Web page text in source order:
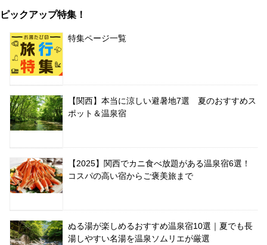
ピックアップ特集！
特集ページ一覧
【関西】本当に涼しい避暑地7選 夏のおすすめス
ポット＆温泉宿
【2025】関西でカニ食べ放題がある温泉宿6選！
コスパの高い宿からご褒美旅まで
ぬる湯が楽しめるおすすめ温泉宿10選｜夏でも長
湯しやすい名湯を温泉ソムリエが厳選